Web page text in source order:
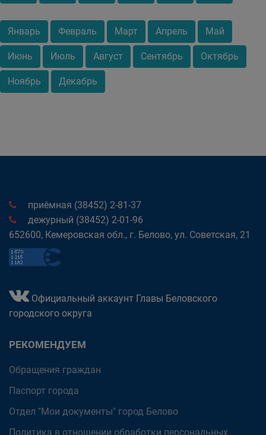
Январь Февраль Март Апрель Май
Июнь Июль Август Сентябрь Октябрь
Ноябрь Декабрь
приёмная (38452) 2-81-37
дежурный (38452) 2-01-96
652600, Кемеровская обл., г. Белово, ул. Советская, 21
Официальный аккаунт Главы Беловского
городского округа
РЕКОМЕНДУЕМ
Обращения граждан
Паспорт города
Отдел "Мои документы" город Белово
Политика в отношении обработки персональных